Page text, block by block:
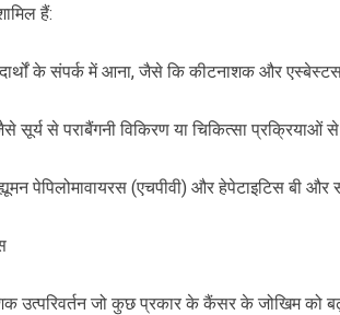
हैं:
के संपर्क में आना, जैसे कि कीटनाशक और
से पराबैंगनी विकिरण या चिकित्सा प्रक्रियाओं
पेपिलोमावायरस (एचपीवी) और हेपेटाइटिस बी और
उत्परिवर्तन जो कुछ प्रकार के कैंसर के जोखिम को